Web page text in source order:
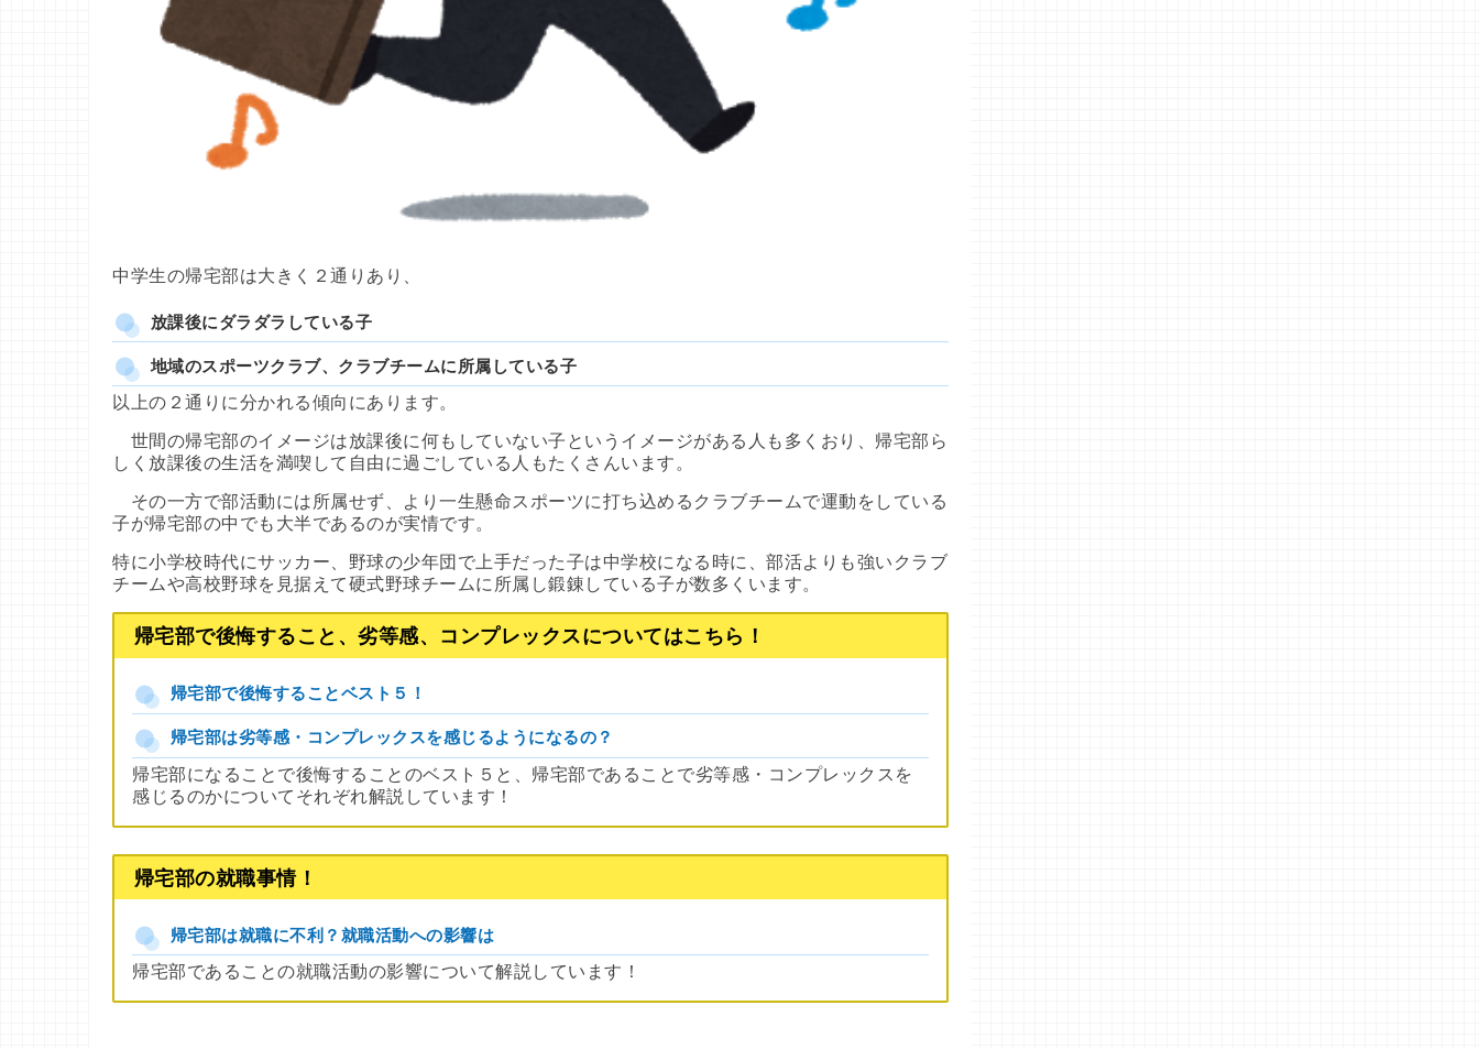
中学生の帰宅部は大きく２通りあり、
放課後にダラダラしている子
地域のスポーツクラブ、クラブチームに所属している子
以上の２通りに分かれる傾向にあります。
世間の帰宅部のイメージは放課後に何もしていない子というイメージがある人も多くおり、帰宅部ら
しく放課後の生活を満喫して自由に過ごしている人もたくさんいます。
その一方で部活動には所属せず、より一生懸命スポーツに打ち込めるクラブチームで運動をしている
子が帰宅部の中でも大半であるのが実情です。
特に小学校時代にサッカー、野球の少年団で上手だった子は中学校になる時に、部活よりも強いクラブ
チームや高校野球を見据えて硬式野球チームに所属し鍛錬している子が数多くいます。
帰宅部で後悔すること、劣等感、コンプレックスについてはこちら！
帰宅部で後悔することベスト５！
帰宅部は劣等感・コンプレックスを感じるようになるの？
帰宅部になることで後悔することのベスト５と、帰宅部であることで劣等感・コンプレックスを
感じるのかについてそれぞれ解説しています！
帰宅部の就職事情！
帰宅部は就職に不利？就職活動への影響は
帰宅部であることの就職活動の影響について解説しています！